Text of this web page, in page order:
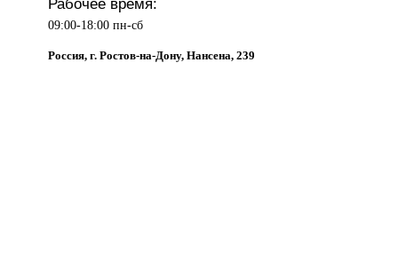
Рабочее время:
09:00-18:00 пн-сб
Россия, г. Ростов-на-Дону, Нансена, 239